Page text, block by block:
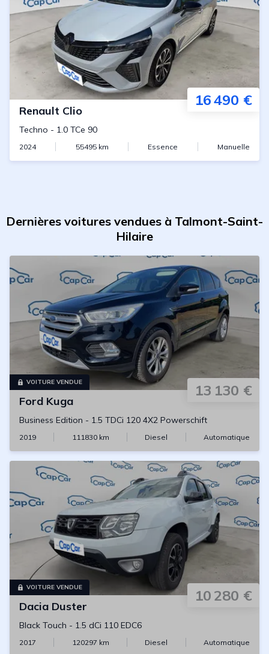
16 490 €
Renault Clio
Techno - 1.0 TCe 90
2024 55495km Essence Manuelle
Dernières voitures vendues à Talmont-Saint-
Hilaire
VOITURE VENDUE 13 130 €
Ford Kuga
Business Edition - 1.5 TDCi 120 4X2 Powerschift
2019 111830km Diesel Automatique
VOITURE VENDUE 10 280 €
Dacia Duster
Black Touch - 1.5 dCi 110 EDC6
2017 120297 km Diesel Automatique